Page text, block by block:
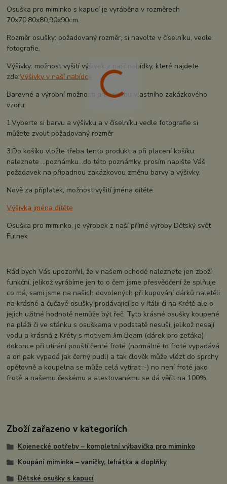
Osuška pro miminko s kapucí je vyráběna v rozměrech
70x70,80x80,90x90cm.
Rozměr osušky: požadovaný rozměr, si navolte v číselníku, vedle
fotografie.
Výšivky: možnost vyšití výšivek z naší nabídky, které najdete
zde:Výšivky v naší nabídce
Barevné a výrobní možnosti pro výrobu vlastního zakázkového
vzoru:
1.Vyberte si barvu a výšivku a v číselníku vedle fotografie si
můžete zvolit požadovaný rozměr
3.Do košíku vložte třeba tento produkt a při placení košíku
naleznete ...poznámku...do této poznámky, prosím napište Váš
požadavek na případnou zakázkovou změnu barvy a výšivky.
Nově za příplatek, možnost vyšití jména dítěte.
Výšivka jména dítěte
Osuška pro miminko, je výrobek z naší přímé výroby Dětský svět
Fulnek
Rád bych Vás upozorňil, že v našem ochodě naleznete jen zboží
funkční, jelikož vyrábíme jen to o čem jsme přesvědčení že splňuje
co má, sami jsme na našich dovolených při kupování dárků naletěli
na krásné a čučavé osušky prodávající se v Itálii či na Krétě ale o
jejich užitné hodnotě nemůže být řeč. Tyto krásné osušky koupené
na pláži či ve stánku s osuškama v podstatě nesuší, jelikož nesají
vodu a krásná z Kréty s motivem Jim Beam (dárek pro zeťáka)
dokonce při utírání pouští černé froté (normálně to froté vypadává
a on pak vypadá jak černý pudl) a tak člověk může vlézt do sprchy
opětovně a koupelna se může celá vytírat :-) no není froté jako
froté a našemu českému a atestovanému se dá věřit na 100%.
Zboží zařazeno v kategoriích
Kojenecké potřeby – kompletní výbavička pro miminko
Koupání miminka – vaničky, lehátka a doplňky
Dětské osušky s kapucí